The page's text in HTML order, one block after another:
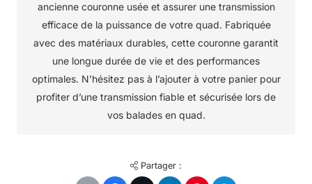
ancienne couronne usée et assurer une transmission
efficace de la puissance de votre quad. Fabriquée
avec des matériaux durables, cette couronne garantit
une longue durée de vie et des performances
optimales. N’hésitez pas à l’ajouter à votre panier pour
profiter d’une transmission fiable et sécurisée lors de
vos balades en quad.
Partager :